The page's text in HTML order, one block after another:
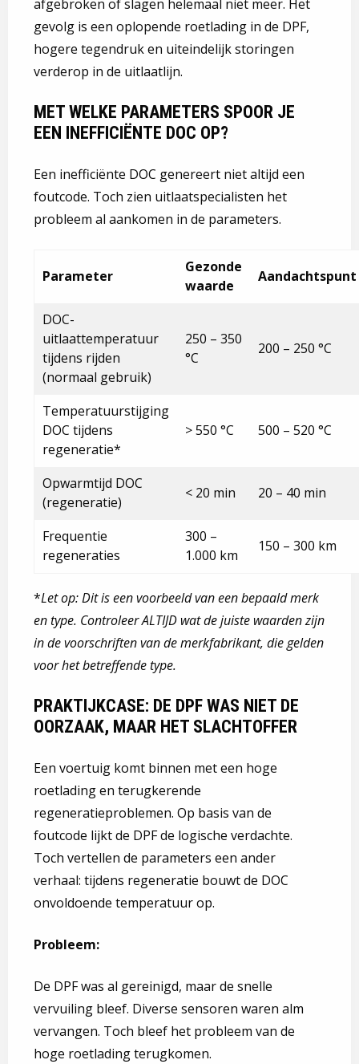
afgebroken of slagen helemaal niet meer. Het
gevolg is een oplopende roetlading in de DPF,
hogere tegendruk en uiteindelijk storingen
verderop in de uitlaatlijn.
MET WELKE PARAMETERS SPOOR JE
EEN INEFFICIËNTE DOC OP?
Een inefficiënte DOC genereert niet altijd een
foutcode. Toch zien uitlaatspecialisten het
probleem al aankomen in de parameters.
Parameter
Gezonde
waarde
Aandachtspunt
DOC-
uitlaattemperatuur
tijdens rijden
(normaal gebruik)
250 – 350
°C
200 – 250 °C
Temperatuurstijging
DOC tijdens
regeneratie*
> 550 °C 500 – 520 °C
Opwarmtijd DOC
(regeneratie)
< 20 min 20 – 40 min
Frequentie
regeneraties
300 –
1.000 km
150 – 300 km
*Let op: Dit is een voorbeeld van een bepaald merk
en type. Controleer ALTIJD wat de juiste waarden zijn
in de voorschriften van de merkfabrikant, die gelden
voor het betreffende type.
PRAKTIJKCASE: DE DPF WAS NIET DE
OORZAAK, MAAR HET SLACHTOFFER
Een voertuig komt binnen met een hoge
roetlading en terugkerende
regeneratieproblemen. Op basis van de
foutcode lijkt de DPF de logische verdachte.
Toch vertellen de parameters een ander
verhaal: tijdens regeneratie bouwt de DOC
onvoldoende temperatuur op.
Probleem:
De DPF was al gereinigd, maar de snelle
vervuiling bleef. Diverse sensoren waren alm
vervangen. Toch bleef het probleem van de
hoge roetlading terugkomen.